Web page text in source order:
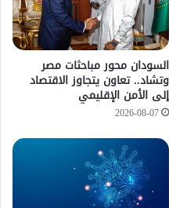
السودان محور مباحثات مصر
وتشاد.. تعاون يتجاوز الاقتصاد
إلى الأمن الإقليمي
2026-08-07